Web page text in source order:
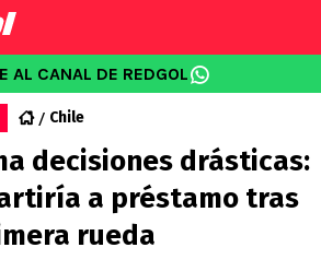
AL CANAL DE REDGOL
Chile
decisiones drásticas:
a préstamo tras
rueda